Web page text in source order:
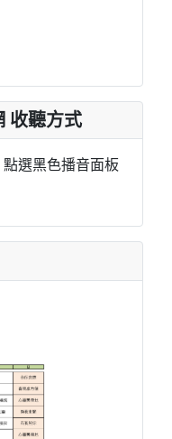
收聽方式
選黑色播音面板